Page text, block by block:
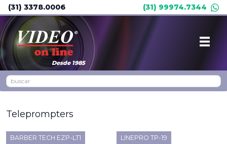
(31) 3378.0006 (31) 99974.7344
Desde 1985
Teleprompters
BARBER TECH EZP-LT1 LINEPRO TP-19